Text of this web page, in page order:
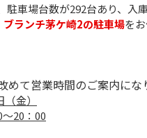
駐車場台数が292台あり、入
ブランチ茅ケ崎2の駐車場を
て営業時間のご案内にな
金）
20：00